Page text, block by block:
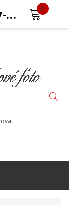
0
Fotoramecek-dreveny-D2030